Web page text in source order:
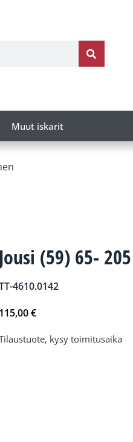
Muut iskarit
Jousi (59) 65-
4610.0142
115,00€
kysy toimitusaika